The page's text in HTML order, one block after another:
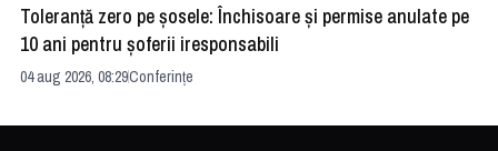
Toleranță zero pe șosele: Închisoare și permise anulate pe
10 ani pentru șoferii iresponsabili
04 aug 2026, 08:29Conferințe